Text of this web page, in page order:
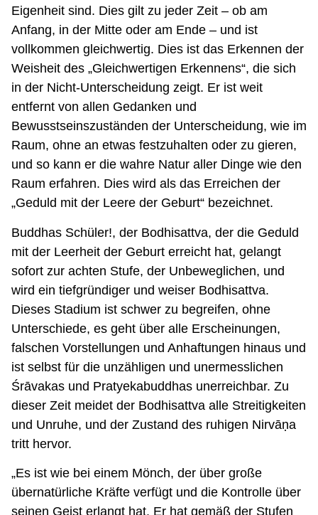
Eigenheit sind. Dies gilt zu jeder Zeit – ob am
Anfang, in der Mitte oder am Ende – und ist
vollkommen gleichwertig. Dies ist das Erkennen der
Weisheit des „Gleichwertigen Erkennens“, die sich
in der Nicht-Unterscheidung zeigt. Er ist weit
entfernt von allen Gedanken und
Bewusstseinszuständen der Unterscheidung, wie im
Raum, ohne an etwas festzuhalten oder zu gieren,
und so kann er die wahre Natur aller Dinge wie den
Raum erfahren. Dies wird als das Erreichen der
„Geduld mit der Leere der Geburt“ bezeichnet.
Buddhas Schüler!, der Bodhisattva, der die Geduld
mit der Leerheit der Geburt erreicht hat, gelangt
sofort zur achten Stufe, der Unbeweglichen, und
wird ein tiefgründiger und weiser Bodhisattva.
Dieses Stadium ist schwer zu begreifen, ohne
Unterschiede, es geht über alle Erscheinungen,
falschen Vorstellungen und Anhaftungen hinaus und
ist selbst für die unzähligen und unermesslichen
Śrāvakas und Pratyekabuddhas unerreichbar. Zu
dieser Zeit meidet der Bodhisattva alle Streitigkeiten
und Unruhe, und der Zustand des ruhigen Nirvāṇa
tritt hervor.
„Es ist wie bei einem Mönch, der über große
übernatürliche Kräfte verfügt und die Kontrolle über
seinen Geist erlangt hat. Er hat gemäß der Stufen